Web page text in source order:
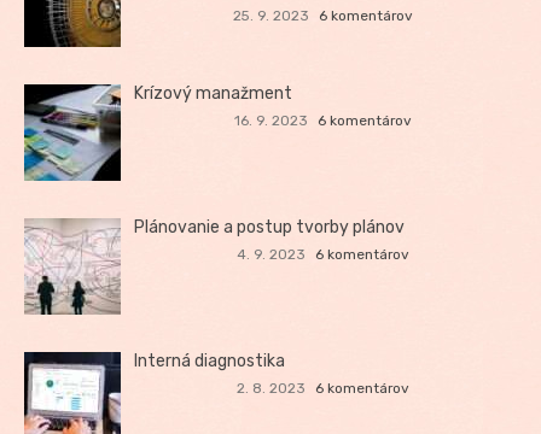
25. 9. 2023 6 komentárov
Krízový manažment
16. 9. 2023 6 komentárov
Plánovanie a postup tvorby plánov
4. 9. 2023 6 komentárov
Interná diagnostika
2. 8. 2023 6 komentárov